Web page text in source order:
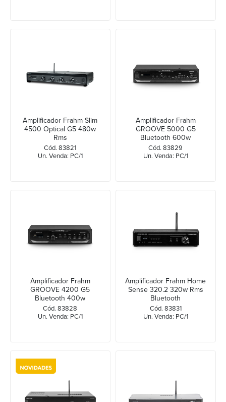
Amplificador Frahm Slim
4500 Optical G5 480w
Rms
Cód. 83821
Un. Venda: PC/1
Amplificador Frahm
GROOVE 5000 G5
Bluetooth 600w
Cód. 83829
Un. Venda: PC/1
Amplificador Frahm
GROOVE 4200 G5
Bluetooth 400w
Cód. 83828
Un. Venda: PC/1
Amplificador Frahm Home
Sense 320.2 320w Rms
Bluetooth
Cód. 83831
Un. Venda: PC/1